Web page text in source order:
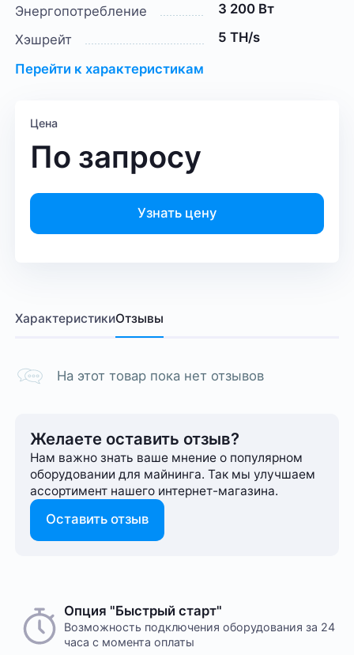
Энергопотребление
3 200 Вт
Хэшрейт
5 TH/s
Перейти к характеристикам
Цена
По запросу
Узнать цену
ХарактеристикиОтзывы
На этот товар пока нет отзывов
Желаете оставить отзыв?
Нам важно знать ваше мнение о популярном
оборудовании для майнинга. Так мы улучшаем
ассортимент нашего интернет-⁠магазина.
Оставить отзыв
Опция "Быстрый старт"
Возможность подключения оборудования за 24
часа с момента оплаты